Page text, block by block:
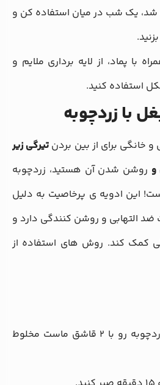
یک شب در میان استفاده کن و
با پماد، از لایه برداری ملایم و
استفاده کنید.
با زردچوبه
خانگی برای از بین بردن تیرگی زیر
و روشن شدن آن هستید، زردچوبه
این ادویه ی پرخاصیت به دلیل
التهابی و روشن کنندگی دارد و
کمک کند. روش های استفاده از
۱ قاشق چایخوری زردچوبه رو با ۲ قاشق ماست مخلوط